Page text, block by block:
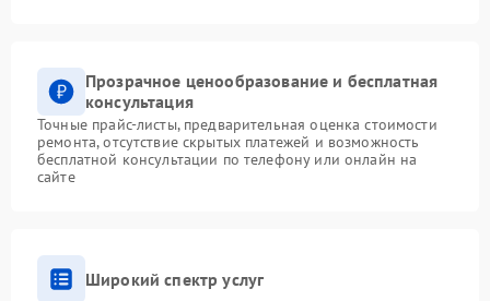
Прозрачное ценообразование и бесплатная
консультация
Точные прайс-листы, предварительная оценка стоимости
ремонта, отсутствие скрытых платежей и возможность
бесплатной консультации по телефону или онлайн на
сайте
Широкий спектр услуг